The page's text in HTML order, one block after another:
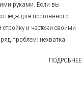
руками. Если вы
для постоянного
и чертежи своими
проблем: нехватка
ПОДРОБНЕЕ